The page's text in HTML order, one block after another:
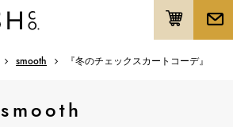
smooth 『冬のチェックスカートコーデ』
smooth